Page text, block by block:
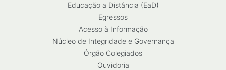
Educação a Distância (EaD)
Egressos
Acesso à Informação
Núcleo de Integridade e Governança
Órgão Colegiados
Ouvidoria